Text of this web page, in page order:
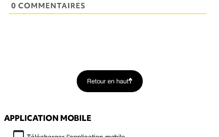
0 COMMENTAIRES
Retour en haut
APPLICATION MOBILE